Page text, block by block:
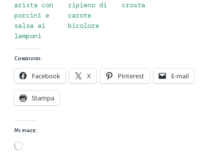
arista con
porcini e
salsa ai
lamponi
ripieno di
carote
bicolore
crosta
Condividi:
Facebook X Pinterest E-mail
Stampa
Mi piace:
Caricamento